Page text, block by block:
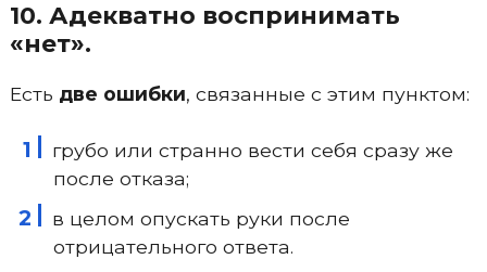
10. Адекватно воспринимать
«нет».
Есть две ошибки, связанные с этим пунктом:
грубо или странно вести себя сразу же
после отказа;
в целом опускать руки после
отрицательного ответа.